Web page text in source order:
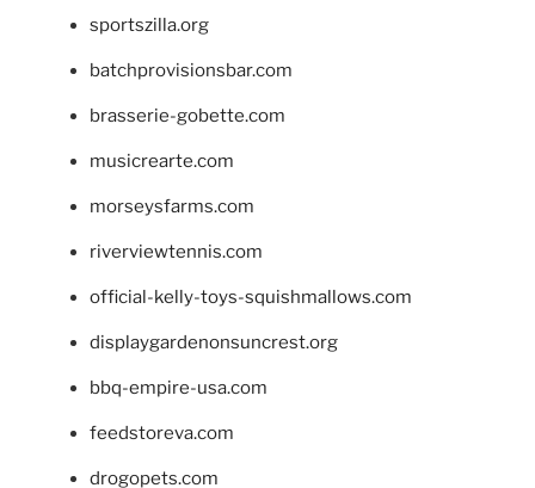
sportszilla.org
batchprovisionsbar.com
brasserie-gobette.com
musicrearte.com
morseysfarms.com
riverviewtennis.com
official-kelly-toys-squishmallows.com
displaygardenonsuncrest.org
bbq-empire-usa.com
feedstoreva.com
drogopets.com